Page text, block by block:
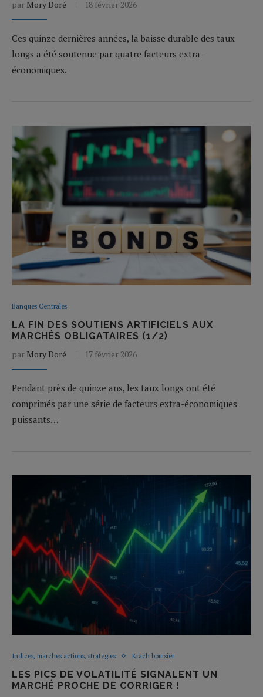
par Mory Doré 18 février 2026
Ces quinze dernières années, la baisse durable des taux
longs a été soutenue par quatre facteurs extra-
économiques.
Banques Centrales
LA FIN DES SOUTIENS ARTIFICIELS AUX
MARCHÉS OBLIGATAIRES (1/2)
par Mory Doré 17 février 2026
Pendant près de quinze ans, les taux longs ont été
comprimés par une série de facteurs extra-économiques
puissants…
Indices, marches actions, strategies Krach boursier
LES PICS DE VOLATILITÉ SIGNALENT UN
MARCHÉ PROCHE DE CORRIGER !